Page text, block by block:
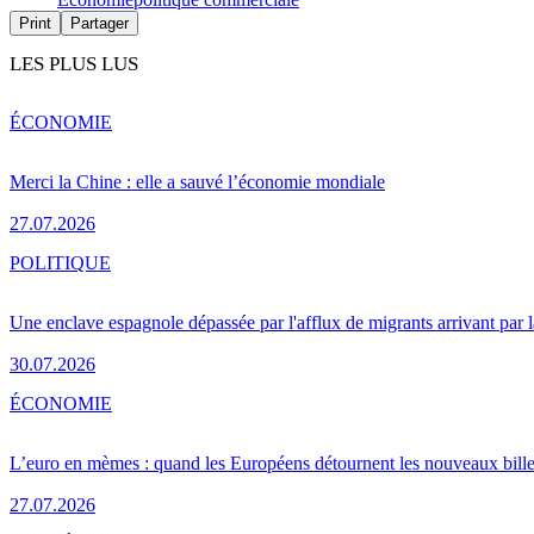
Print Partager
LES PLUS LUS
Merci la Chine : elle a sauvé l’économie mondiale
27.07.2026
ÉCONOMIE
Une enclave espagnole dépassée par l'afflux de migrants arrivant par
30.07.2026
POLITIQUE
L’euro en mèmes : quand les Européens détournent les nouveaux
27.07.2026
ÉCONOMIE